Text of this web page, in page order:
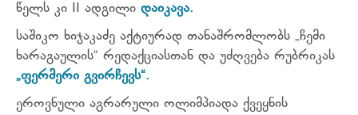
წელს კი II ადგილი დაიკავა.
საშიკო ხიჯაკაძე აქტიურად თანაშრომლობს „ჩემი
ხარაგაულის“ რედაქციასთან და უძღვება რუბრიკას
„ფერმერი გვირჩევს“.
ეროვნული აგრარული ოლიმპიადა ქვეყნის